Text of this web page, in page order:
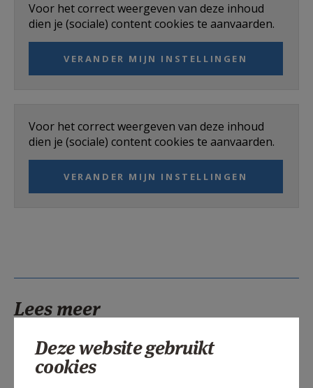
Voor het correct weergeven van deze inhoud
dien je (sociale) content cookies te aanvaarden.
VERANDER MIJN INSTELLINGEN
Voor het correct weergeven van deze inhoud
dien je (sociale) content cookies te aanvaarden.
VERANDER MIJN INSTELLINGEN
Lees meer
Deze website gebruikt
cookies